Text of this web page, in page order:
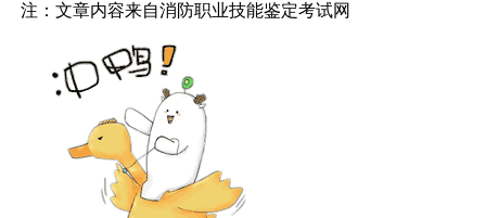
注：文章内容来自消防职业技能鉴定考试网